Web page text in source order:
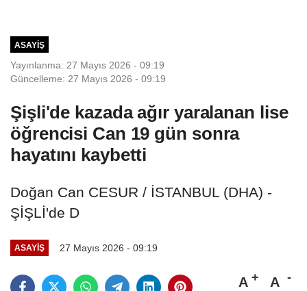
ASAYIŞ
Yayınlanma: 27 Mayıs 2026 - 09:19
Güncelleme: 27 Mayıs 2026 - 09:19
Şişli'de kazada ağır yaralanan lise
öğrencisi Can 19 gün sonra
hayatını kaybetti
Doğan Can CESUR / İSTANBUL (DHA) -
ŞİŞLİ'de D
ASAYIŞ 27 Mayıs 2026 - 09:19
A A